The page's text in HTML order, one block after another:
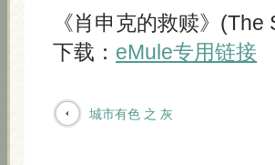
《肖申克的救赎》
下载： eMule专用链接
城市有色 之 灰